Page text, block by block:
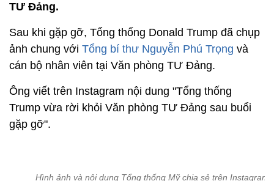
TƯ Đảng.
Sau khi gặp gỡ, Tổng thống Donald Trump đã chụp
ảnh chung với Tổng bí thư Nguyễn Phú Trọng và
cán bộ nhân viên tại Văn phòng TƯ Đảng.
Ông viết trên Instagram nội dung "Tổng thống
Trump vừa rời khỏi Văn phòng TƯ Đảng sau buổi
gặp gỡ".
Hình ảnh và nội dung Tổng thống Mỹ chia sẻ trên Instagram